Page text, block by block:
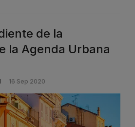
de la
la Agenda Urbana
16 Sep 2020